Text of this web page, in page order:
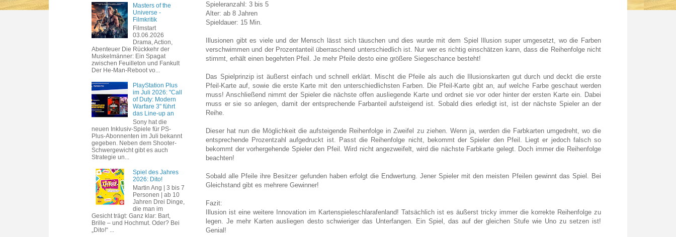
Spieleranzahl: 3 bis 5
Alter: ab 8 Jahren
Spieldauer: 15 Min.
Illusionen gibt es viele und der Mensch lässt sich täuschen und dies wurde mit dem Spiel Illusion super umgesetzt, wo die Farben
verschwimmen und der Prozentanteil überraschend unterschiedlich ist. Nur wer es richtig einschätzen kann, dass die Reihenfolge nicht
stimmt, erhält einen begehrten Pfeil. Je mehr Pfeile desto eine größere Siegeschance besteht!
Das Spielprinzip ist äußerst einfach und schnell erklärt. Mischt die Pfeile als auch die Illusionskarten gut durch und deckt die erste
Pfeil-Karte auf, sowie die erste Karte mit den unterschiedlichsten Farben. Die Pfeil-Karte gibt an, auf welche Farbe geschaut werden
muss! Anschließend nimmt der Spieler die nächste offen ausliegende Karte und ordnet sie vor oder hinter der ersten Karte ein. Dabei
muss er sie so anlegen, damit der entsprechende Farbanteil aufsteigend ist. Sobald dies erledigt ist, ist der nächste Spieler an der
Reihe.
Dieser hat nun die Möglichkeit die aufsteigende Reihenfolge in Zweifel zu ziehen. Wenn ja, werden die Farbkarten umgedreht, wo die
entsprechende Prozentzahl aufgedruckt ist. Passt die Reihenfolge nicht, bekommt der Spieler den Pfeil. Liegt er jedoch falsch so
bekommt der vorhergehende Spieler den Pfeil. Wird nicht angezweifelt, wird die nächste Farbkarte gelegt. Doch immer die Reihenfolge
beachten!
Sobald alle Pfeile ihre Besitzer gefunden haben erfolgt die Endwertung. Jener Spieler mit den meisten Pfeilen gewinnt das Spiel. Bei
Gleichstand gibt es mehrere Gewinner!
Fazit:
Illusion ist eine weitere Innovation im Kartenspieleschlarafenland! Tatsächlich ist es äußerst tricky immer die korrekte Reihenfolge zu
legen. Je mehr Karten ausliegen desto schwieriger das Unterfangen. Ein Spiel, das auf der gleichen Stufe wie Uno zu setzen ist!
Genial!
Masters of the
Universe -
Filmkritik
Filmstart
03.06.2026
Drama, Action,
Abenteuer Die Rückkehr der
Muskelmänner: Ein Spagat
zwischen Feuilleton und Fankult
Der He-Man-Reboot vo...
PlayStation Plus
im Juli 2026: "Call
of Duty: Modern
Warfare 3" führt
das Line-up an
Sony hat die
neuen Inklusiv-Spiele für PS-
Plus-Abonnenten im Juli bekannt
gegeben. Neben dem Shooter-
Schwergewicht gibt es auch
Strategie un...
Spiel des Jahres
2026: Dito!
Martin Ang | 3 bis 7
Personen | ab 10
Jahren Drei Dinge,
die man im
Gesicht trägt: Ganz klar: Bart,
Brille – und Hochmut. Oder? Bei
„Dito!“ ...